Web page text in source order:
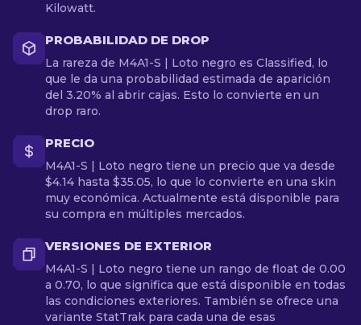
Kilowatt.
PROBABILIDAD DE DROP
La rareza de M4A1-S | Loto negro es Classified, lo
que le da una probabilidad estimada de aparición
del 3.20% al abrir cajas. Esto lo convierte en un
drop raro.
PRECIO
M4A1-S | Loto negro tiene un precio que va desde
$4.14 hasta $35.05, lo que lo convierte en una skin
muy económica. Actualmente está disponible para
su compra en múltiples mercados.
VERSIONES DE EXTERIOR
M4A1-S | Loto negro tiene un rango de float de 0.00
a 0.70, lo que significa que está disponible en todas
las condiciones exteriores. También se ofrece una
variante StatTrak para cada una de esas